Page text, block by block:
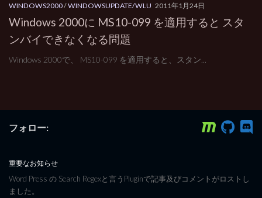
WINDOWS2000/WINDOWSUPDATE/WLU 2011年1月24日
Windows 2000に MS10-099 を適用すると スタ
ンバイできなくなる問題
Windows 2000で、 MS10-099 を適用すると、スタン...
フォロー:
重要なお知らせ
Word Press の Search Regexと言うPluginで記事及びコメントがロストし
ました。